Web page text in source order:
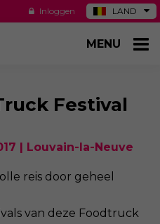
LAND
ES
Inloggen
MENU
Festival
| Louvain-la-Neuve
reis door geheel
van deze Foodtruck